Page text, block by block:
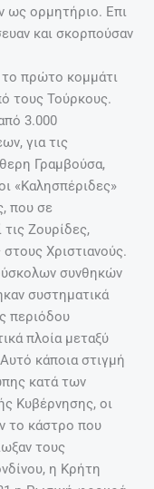
ως ορμητήριο. Επι
και σκορπούσαν
πρώτο κομμάτι
τους Τούρκους.
3.000
για τις
Γραμβούσα,
«Καλησπέριδες»
που σε
Ζουρίδες,
Χριστιανούς.
συνθηκών
συστηματικά
περιόδου
πλοία μεταξύ
κάποια στιγμή
κατά των
Κυβέρνησης, οι
το κάστρο που
τους
η Κρήτη